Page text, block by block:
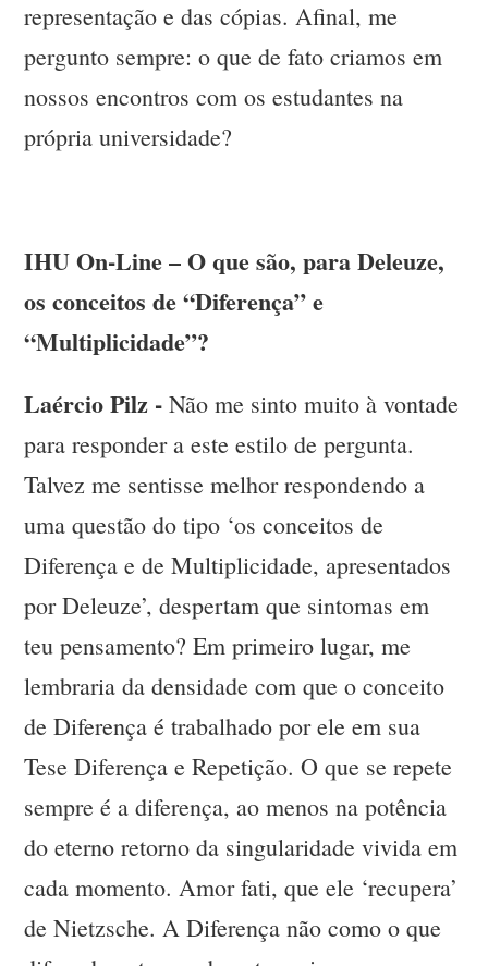
representação e das cópias. Afinal, me
pergunto sempre: o que de fato criamos em
nossos encontros com os estudantes na
própria universidade?
IHU On-Line – O que são, para Deleuze,
os conceitos de “Diferença” e
“Multiplicidade”?
Laércio Pilz - Não me sinto muito à vontade
para responder a este estilo de pergunta.
Talvez me sentisse melhor respondendo a
uma questão do tipo ‘os conceitos de
Diferença e de Multiplicidade, apresentados
por Deleuze’, despertam que sintomas em
teu pensamento? Em primeiro lugar, me
lembraria da densidade com que o conceito
de Diferença é trabalhado por ele em sua
Tese Diferença e Repetição. O que se repete
sempre é a diferença, ao menos na potência
do eterno retorno da singularidade vivida em
cada momento. Amor fati, que ele ‘recupera’
de Nietzsche. A Diferença não como o que